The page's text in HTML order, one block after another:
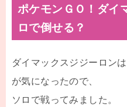
ポケモンＧＯ！ダイ
ロで倒せる？
ダイマックスジジーロン
が気になったので、
ソロで戦ってみました。